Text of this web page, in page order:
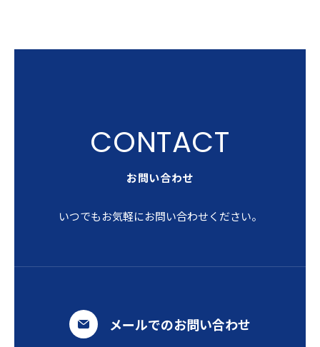
お問い合わせ
いつでもお気軽にお問い合わせください。
メールでのお問い合わせ